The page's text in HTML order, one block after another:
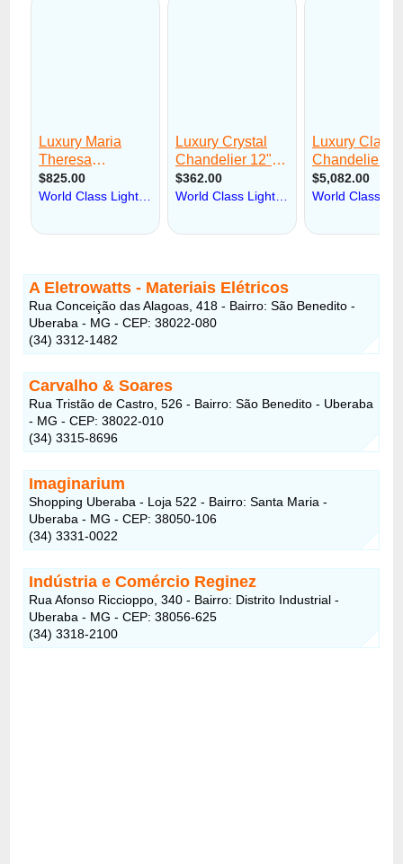
A Eletrowatts - Materiais Elétricos
Rua Conceição das Alagoas, 418 - Bairro: São Benedito -
Uberaba - MG - CEP: 38022-080
(34) 3312-1482
Carvalho & Soares
Rua Tristão de Castro, 526 - Bairro: São Benedito - Uberaba
- MG - CEP: 38022-010
(34) 3315-8696
Imaginarium
Shopping Uberaba - Loja 522 - Bairro: Santa Maria -
Uberaba - MG - CEP: 38050-106
(34) 3331-0022
Indústria e Comércio Reginez
Rua Afonso Riccioppo, 340 - Bairro: Distrito Industrial -
Uberaba - MG - CEP: 38056-625
(34) 3318-2100